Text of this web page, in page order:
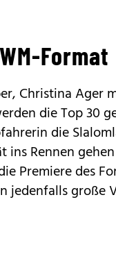
Format
Christina Ager
die Top 30
die
ins Rennen
Premiere des
jedenfalls große